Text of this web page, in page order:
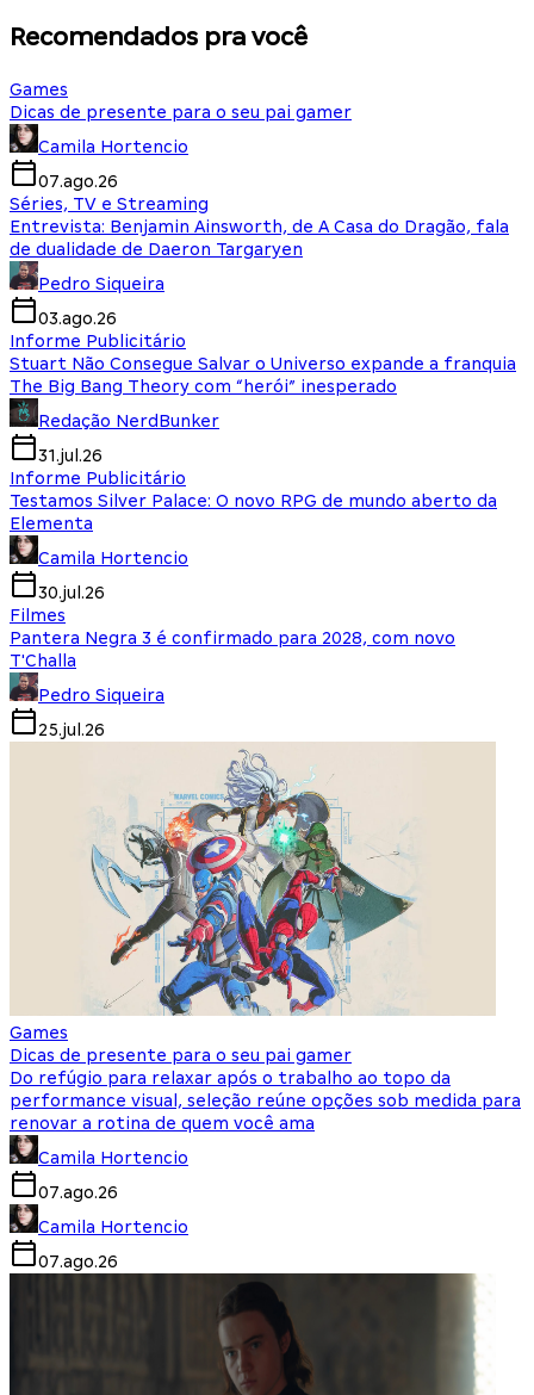
Recomendados pra você
Games
Dicas de presente para o seu pai gamer
Camila Hortencio
07.ago.26
Séries, TV e Streaming
Entrevista: Benjamin Ainsworth, de A Casa do Dragão, fala
de dualidade de Daeron Targaryen
Pedro Siqueira
03.ago.26
Informe Publicitário
Stuart Não Consegue Salvar o Universo expande a franquia
The Big Bang Theory com “herói” inesperado
Redação NerdBunker
31.jul.26
Informe Publicitário
Testamos Silver Palace: O novo RPG de mundo aberto da
Elementa
Camila Hortencio
30.jul.26
Filmes
Pantera Negra 3 é confirmado para 2028, com novo
T'Challa
Pedro Siqueira
25.jul.26
Games
Dicas de presente para o seu pai gamer
Do refúgio para relaxar após o trabalho ao topo da
performance visual, seleção reúne opções sob medida para
renovar a rotina de quem você ama
Camila Hortencio
07.ago.26
Camila Hortencio
07.ago.26